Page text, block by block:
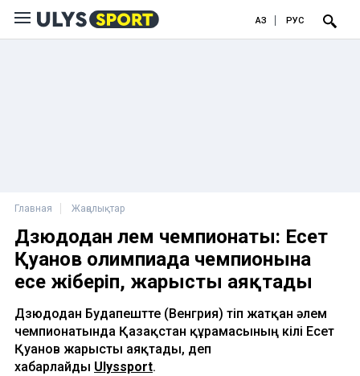
ҚАЗ РУС
Главная Жаңалықтар
Дзюдодан әлем чемпионаты: Есет
Қуанов олимпиада чемпионына
есе жіберіп, жарысты аяқтады
Дзюдодан Будапештте (Венгрия) өтіп жатқан әлем
чемпионатында Қазақстан құрамасының өкілі Есет
Қуанов жарысты аяқтады, деп
хабарлайды Ulyssport.